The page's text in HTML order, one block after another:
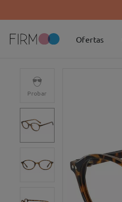
Ofertas
Probar